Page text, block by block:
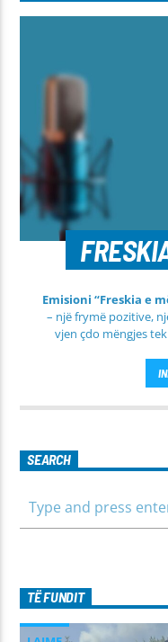
Emisioni “Freskia e
– një frymë pozitive,
vjen çdo mëngjes
informues dhe më të
para të ditës me
SEARCH
TË FUNDIT